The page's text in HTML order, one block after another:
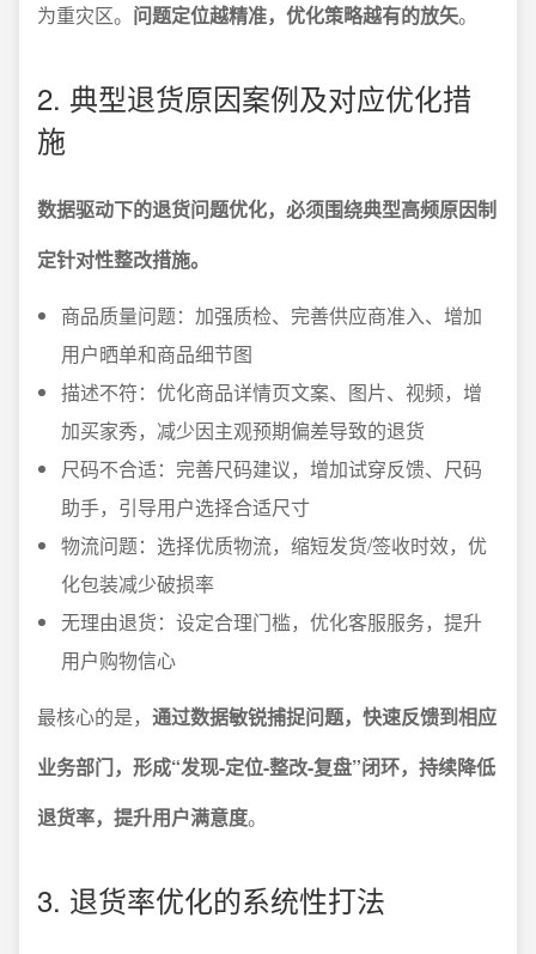
为重灾区。 问题定位越精准，优化策略越有的放矢。
2. 典型退货原因案例及对应优化措
施
数据驱动下的退货问题优化，必须围绕典型高频原因制
定针对性整改措施。
商品质量问题：加强质检、完善供应商准入、增加
用户晒单和商品细节图
描述不符：优化商品详情页文案、图片、视频，增
加买家秀，减少因主观预期偏差导致的退货
尺码不合适：完善尺码建议，增加试穿反馈、尺码
助手，引导用户选择合适尺寸
物流问题：选择优质物流，缩短发货/签收时效，优
化包装减少破损率
无理由退货：设定合理门槛，优化客服服务，提升
用户购物信心
最核心的是， 通过数据敏锐捕捉问题，快速反馈到相应
业务部门，形成“发现-定位-整改-复盘”闭环，持续降低
退货率，提升用户满意度。
3. 退货率优化的系统性打法